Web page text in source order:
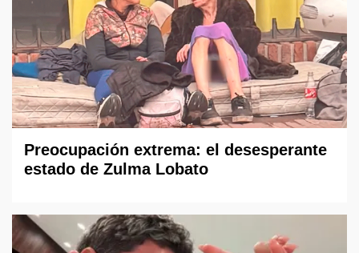
Preocupación extrema: el desesperante
estado de Zulma Lobato